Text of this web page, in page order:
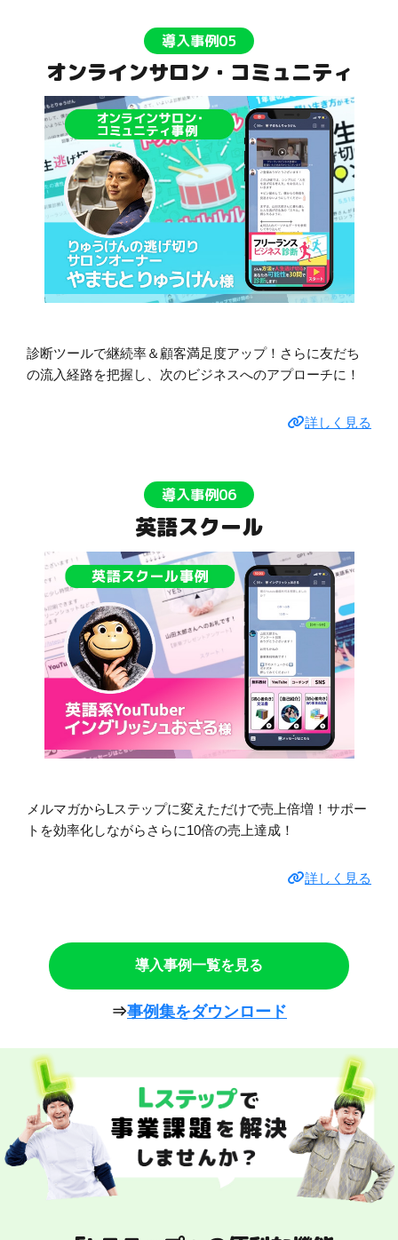
導入事例05
オンラインサロン・コミュニティ
診断ツールで継続率＆顧客満足度アップ！さらに友だち
の流入経路を把握し、次のビジネスへのアプローチに！
詳しく見る
導入事例06
英語スクール
メルマガからLステップに変えただけで売上倍増！サポー
トを効率化しながらさらに10倍の売上達成！
詳しく見る
導入事例一覧を見る
⇒事例集をダウンロード